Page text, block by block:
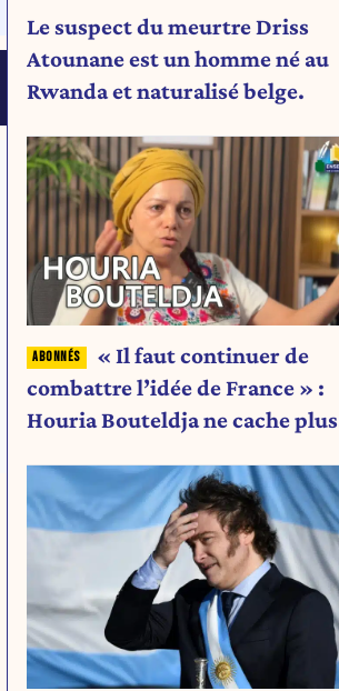
Le suspect du meurtre Driss
Atounane est un homme né au
Rwanda et naturalisé belge.
« Il faut continuer de
combattre l’idée de France » :
Houria Bouteldja ne cache plus